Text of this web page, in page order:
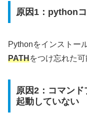
原因1：python
Pythonをインストー
PATHをつけ忘れた可
原因2：コマン
起動していない